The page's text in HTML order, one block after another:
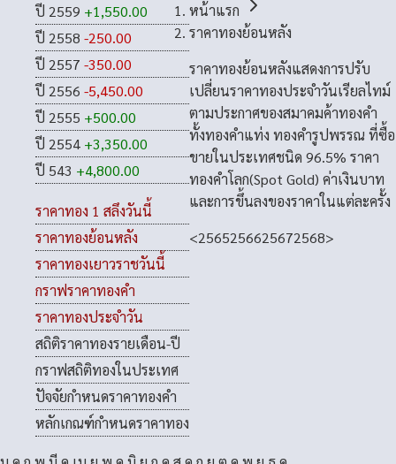
ปี 2559 +1,550.00
ปี 2558 -250.00
ปี 2557 -350.00
ปี 2556 -5,450.00
ปี 2555 +500.00
ปี 2554 +3,350.00
ปี 543 +4,800.00
ราคาทอง 1 สลึงวันนี้
ราคาทองย้อนหลัง
ราคาทองเยาวราชวันนี้
กราฟราคาทองคำ
ราคาทองประจำวัน
สถิติราคาทองรายเดือน-ปี
กราฟสถิติทองในประเทศ
ปัจจัยกำหนดราคาทองคำ
หลักเกณฑ์กำหนดราคาทอง
หน้าแรก
ราคาทองย้อนหลัง
ราคาทองย้อนหลังแสดงการปรับ
เปลี่ยนราคาทองประจำวันเรียลไทม์
ตามประกาศของสมาคมค้าทองคำ
ทั้งทองคำแท่ง ทองคำรูปพรรณ ที่ซื้อ
ขายในประเทศชนิด 96.5% ราคา
ทองคำโลก(Spot Gold) ค่าเงินบาท
และการขึ้นลงของราคาในแต่ละครั้ง
<2565256625672568>